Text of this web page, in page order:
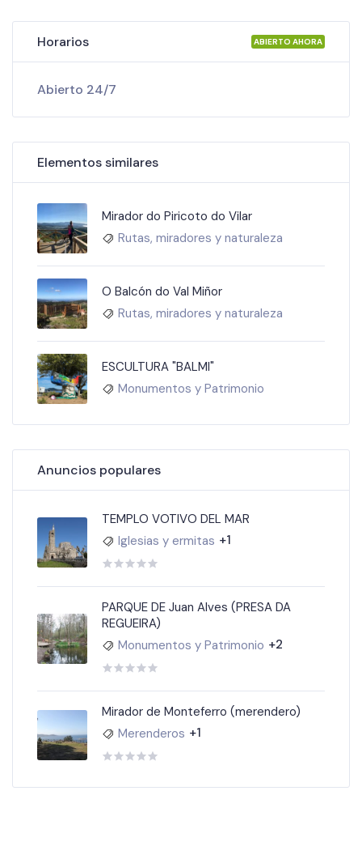
Horarios ABIERTO AHORA
Abierto 24/7
Elementos similares
Mirador do Piricoto do Vilar
Rutas, miradores y naturaleza
O Balcón do Val Miñor
Rutas, miradores y naturaleza
ESCULTURA "BALMI"
Monumentos y Patrimonio
Anuncios populares
TEMPLO VOTIVO DEL MAR
Iglesias y ermitas +1
PARQUE DE Juan Alves (PRESA DA
REGUEIRA)
Monumentos y Patrimonio +2
Mirador de Monteferro (merendero)
Merenderos +1